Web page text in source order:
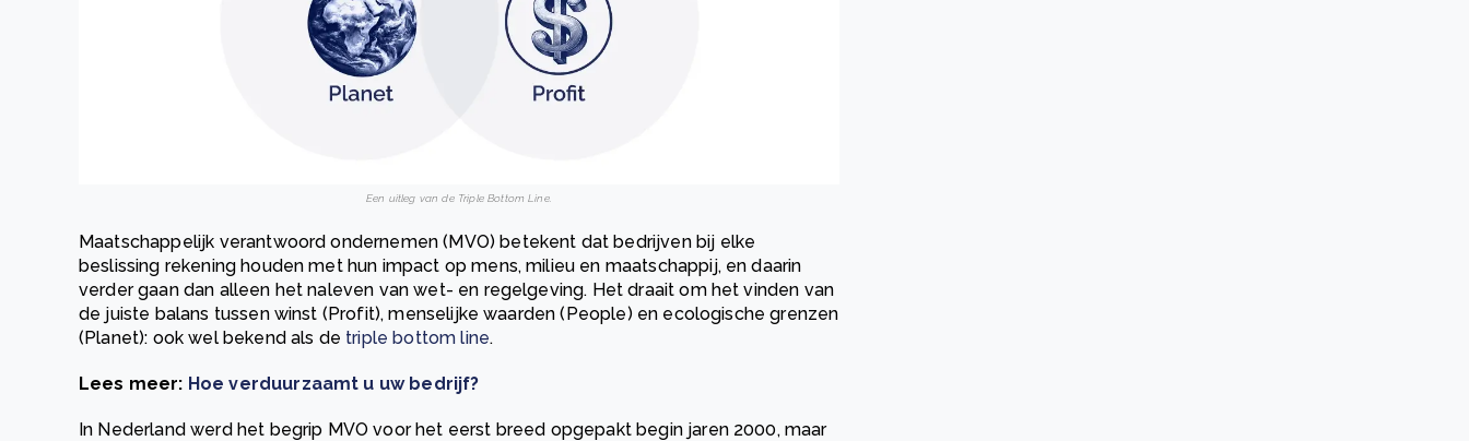
Een uitleg van de Triple Bottom Line.
Maatschappelijk verantwoord ondernemen (MVO) betekent dat bedrijven bij elke
beslissing rekening houden met hun impact op mens, milieu en maatschappij, en daarin
verder gaan dan alleen het naleven van wet- en regelgeving. Het draait om het vinden van
de juiste balans tussen winst (Profit), menselijke waarden (People) en ecologische grenzen
(Planet): ook wel bekend als de triple bottom line.
Lees meer: Hoe verduurzaamt u uw bedrijf?
In Nederland werd het begrip MVO voor het eerst breed opgepakt begin jaren 2000, maar